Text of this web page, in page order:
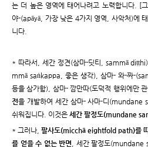
는 더 높은 영역에 태어나려고 노력합니다. [
야-(apāyā, 가장 낮은 4가지 영역, 사악처)에
니다.
* 따라서, 세간 정견(삼마-딧티, sammā
mmā saṅkappa, 좋은 생각), 삼마- 와-짜-
등을 삼가함), 삼마- 깜만따(도덕적 행위에만
전을 개발하여 세간 삼마- 사마-디(mundane
쉬워집니다. 이것은 세간 팔정도(mundane
* 그러나, 팔사도(micchā eightfold path)를
를 얻을 수 없는 반면 , 세간 팔정도